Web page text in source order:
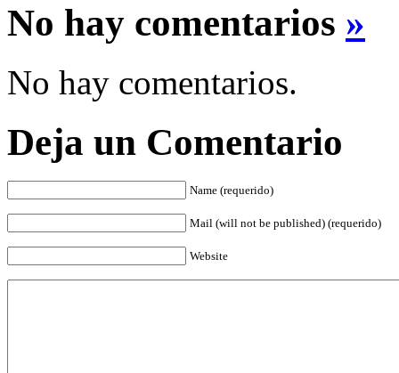
No hay comentarios »
No hay comentarios.
Deja un Comentario
Name (requerido)
Mail (will not be published) (requerido)
Website